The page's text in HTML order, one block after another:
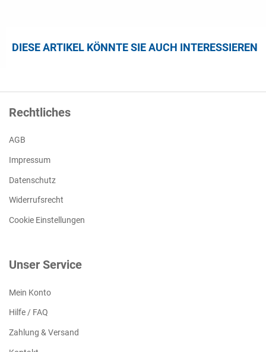
DIESE ARTIKEL KÖNNTE SIE AUCH INTERESSIEREN
Rechtliches
AGB
Impressum
Datenschutz
Widerrufsrecht
Cookie Einstellungen
Unser Service
Mein Konto
Hilfe / FAQ
Zahlung & Versand